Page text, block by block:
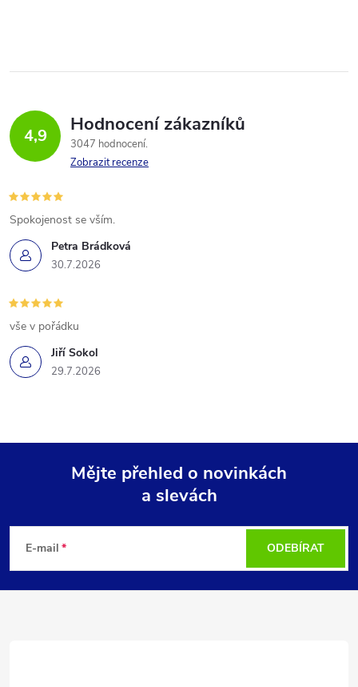
4,9 Hodnocení zákazníků
3047 hodnocení
Zobrazit recenze
Petra Brádková
30.7.2026
Spokojenost se vším.
Jiří Sokol
29.7.2026
vše v pořádku
p
Mějte přehled o novinkách
a slevách
E-mail ODEBÍRAT